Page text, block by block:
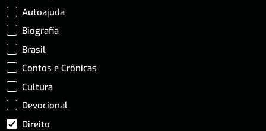
Autoajuda
Biografia
Brasil
Contos e Crônicas
Cultura
Devocional
Direito